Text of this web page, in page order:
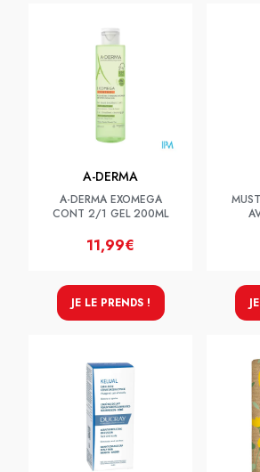
A-DERMA
A-DERMA EXOMEGA
CONT 2/1 GEL 200ML
11,99€
JE LE PRENDS !